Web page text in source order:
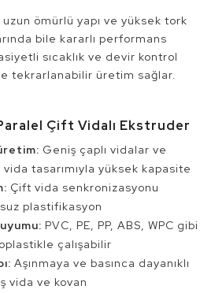
ömürlü yapı ve yüksek tork
bile kararlı performans
sıcaklık ve devir kontrol
tekrarlanabilir üretim sağlar.
Çift Vidalı Ekstruder
Geniş çaplı vidalar ve
tasarımıyla yüksek kapasite
Çift vida senkronizasyonu
plastifikasyon
PVC, PE, PP, ABS, WPC gibi
çalışabilir
Aşınmaya ve basınca dayanıklı
vida ve kovan